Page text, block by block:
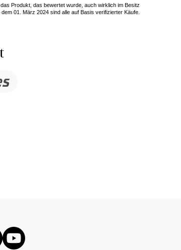
Produkt, das bewertet wurde, auch wirklich im Besitz
01. März 2024 sind alle auf Basis verifizierter Käufe.